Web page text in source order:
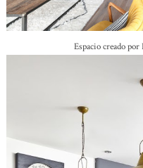
Espacio creado